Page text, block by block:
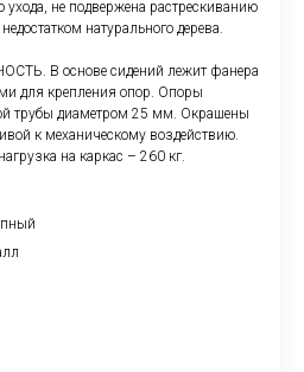
ухода, не подвержена растрескиванию
натурального дерева.
В основе сидений лежит фанера
для крепления опор. Опоры
трубы диаметром 25 мм. Окрашены
к механическому воздействию.
на каркас – 260 кг.